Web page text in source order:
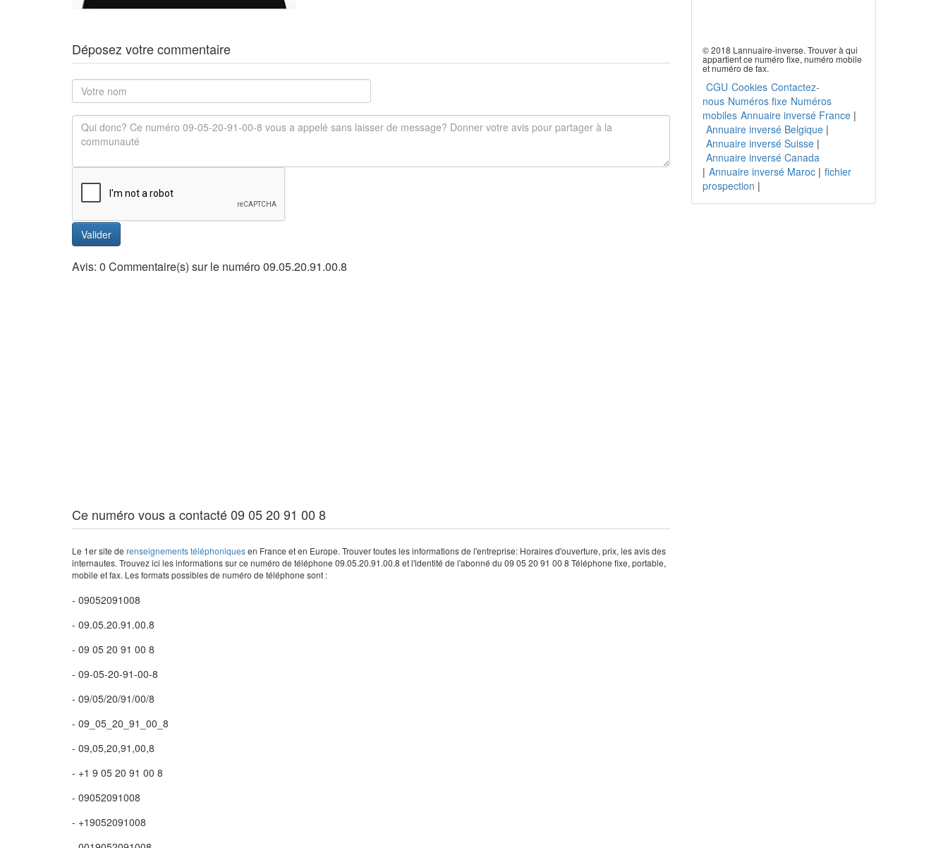
Déposez votre commentaire
Valider
Avis: 0 Commentaire(s) sur le numéro 09.05.20.91.00.8
Ce numéro vous a contacté 09 05 20 91 00 8
Le 1er site de renseignements téléphoniquesen France et en Europe. Trouver toutes les informations de l'entreprise: Horaires d'ouverture, prix, les avis des
internautes. Trouvez ici les informations sur ce numéro de téléphone 09.05.20.91.00.8 et l'identité de l'abonné du 09 05 20 91 00 8 Téléphone fixe, portable,
mobile et fax. Les formats possibles de numéro de téléphone sont :
- 09052091008
- 09.05.20.91.00.8
- 09 05 20 91 00 8
- 09-05-20-91-00-8
- 09/05/20/91/00/8
- 09_05_20_91_00_8
- 09,05,20,91,00,8
- +1 9 05 20 91 00 8
- 09052091008
- +19052091008
© 2018 Lannuaire-inverse. Trouver à qui
appartient ce numéro fixe, numéro mobile
et numéro de fax.
CGU Cookies Contactez-
nous Numéros fixe Numéros
mobiles Annuaire inversé France|
Annuaire inversé Belgique|
Annuaire inversé Suisse|
Annuaire inversé Canada
| Annuaire inversé Maroc| fichier
prospection |